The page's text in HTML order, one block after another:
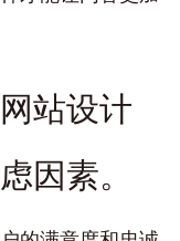
站设计
因素。